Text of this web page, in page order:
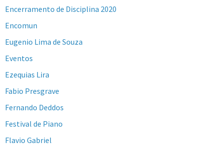
Encerramento de Disciplina 2020
Encomun
Eugenio Lima de Souza
Eventos
Ezequias Lira
Fabio Presgrave
Fernando Deddos
Festival de Piano
Flavio Gabriel